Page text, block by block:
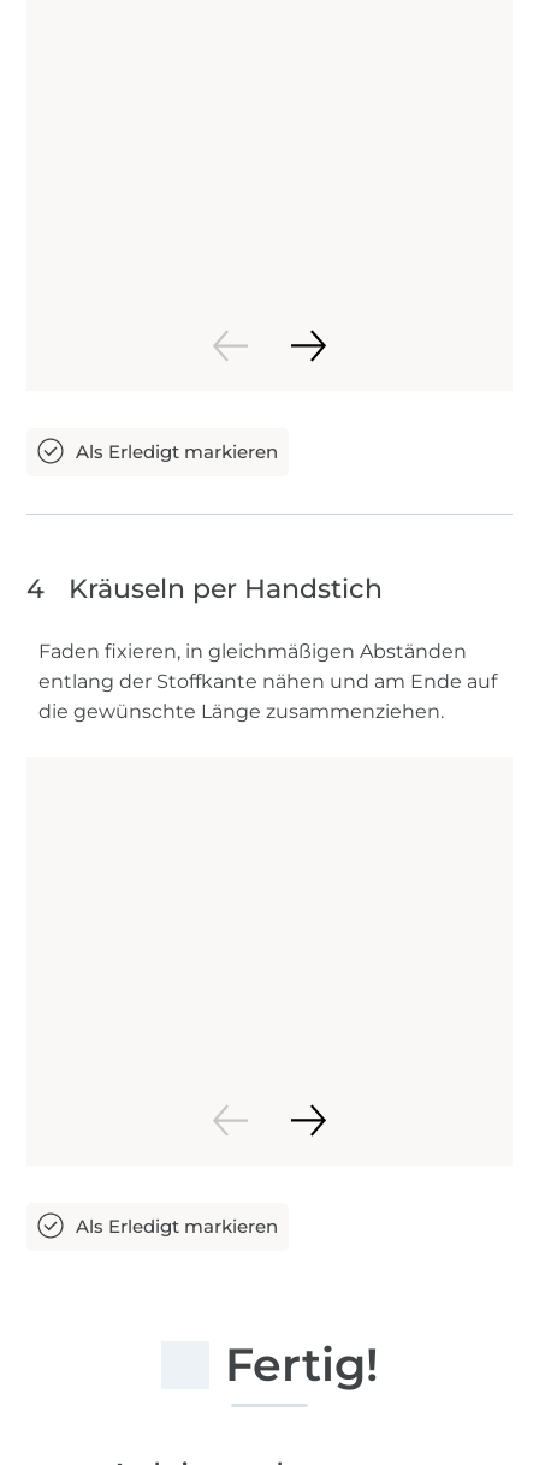
4 Kräuseln per Handstich
Faden fixieren, in gleichmäßigen Abständen
entlang der Stoffkante nähen und am Ende auf
die gewünschte Länge zusammenziehen.
Fertig!